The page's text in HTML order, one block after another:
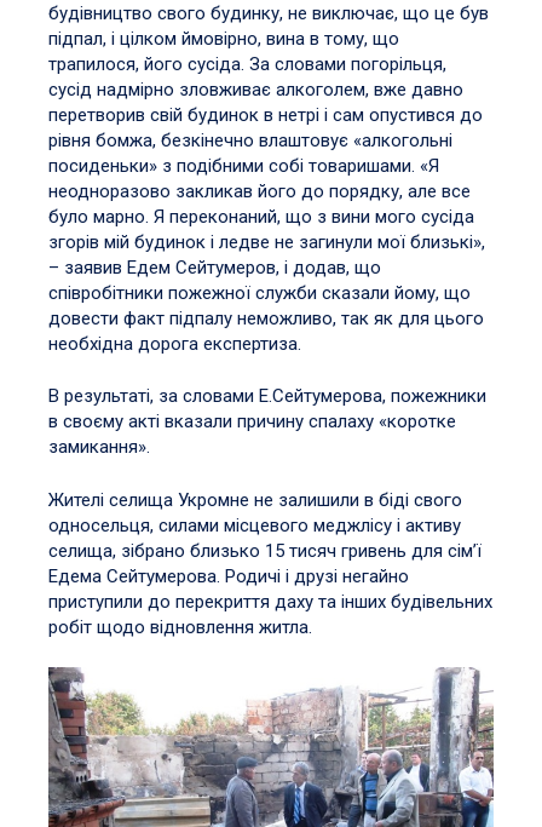
будівництво свого будинку, не виключає, що це був
підпал, і цілком ймовірно, вина в тому, що
трапилося, його сусіда. За словами погорільця,
сусід надмірно зловживає алкоголем, вже давно
перетворив свій будинок в нетрі і сам опустився до
рівня бомжа, безкінечно влаштовує «алкогольні
посиденьки» з подібними собі товаришами. «Я
неодноразово закликав його до порядку, але все
було марно. Я переконаний, що з вини мого сусіда
згорів мій будинок і ледве не загинули мої близькі»,
– заявив Едем Сейтумеров, і додав, що
співробітники пожежної служби сказали йому, що
довести факт підпалу неможливо, так як для цього
необхідна дорога експертиза.
В результаті, за словами Е.Сейтумерова, пожежники
в своєму акті вказали причину спалаху «коротке
замикання».
Жителі селища Укромне не залишили в біді свого
односельця, силами місцевого меджлісу і активу
селища, зібрано близько 15 тисяч гривень для сім’ї
Едема Сейтумерова. Родичі і друзі негайно
приступили до перекриття даху та інших будівельних
робіт щодо відновлення житла.